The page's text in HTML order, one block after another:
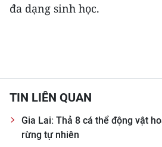
đa dạng sinh học.
TIN LIÊN QUAN
Gia Lai: Thả 8 cá thể động vật
rừng tự nhiên